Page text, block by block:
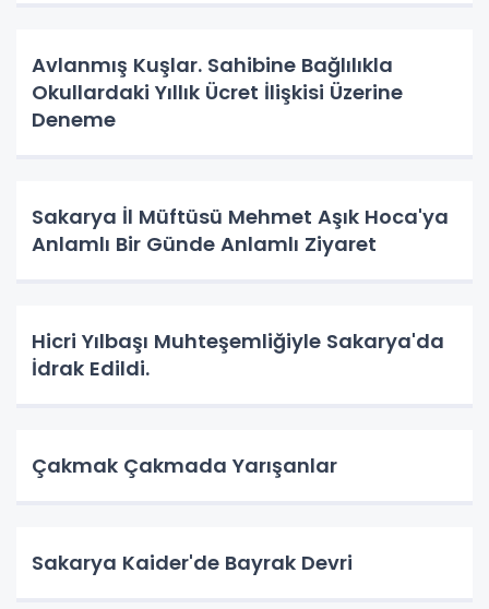
Avlanmış Kuşlar. Sahibine Bağlılıkla
Okullardaki Yıllık Ücret İlişkisi Üzerine
Deneme
Sakarya İl Müftüsü Mehmet Aşık Hoca'ya
Anlamlı Bir Günde Anlamlı Ziyaret
Hicri Yılbaşı Muhteşemliğiyle Sakarya'da
İdrak Edildi.
Çakmak Çakmada Yarışanlar
Sakarya Kaider'de Bayrak Devri